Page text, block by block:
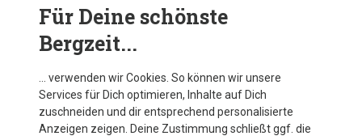
BEKLEIDUNG
Für Deine schönste
Bergzeit...
… verwenden wir Cookies. So können wir unsere
Services für Dich optimieren, Inhalte auf Dich
zuschneiden und dir entsprechend personalisierte
Anzeigen zeigen. Deine Zustimmung schließt ggf. die